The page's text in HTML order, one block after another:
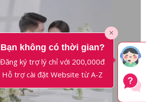
Bạn không có thời gian?
Đăng ký trợ lý chỉ với 200,000đ
Hỗ trợ cài đặt Website từ A-Z